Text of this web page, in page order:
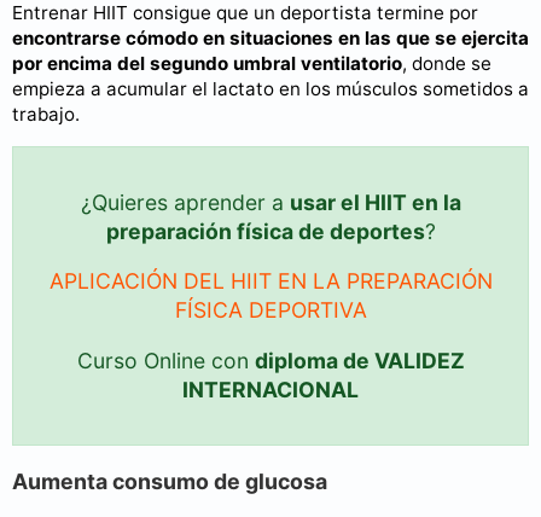
Entrenar HIIT consigue que un deportista termine por
encontrarse cómodo en situaciones en las que se ejercita
por encima del segundo umbral ventilatorio, donde se
empieza a acumular el lactato en los músculos sometidos a
trabajo.
¿Quieres aprender a usar el HIIT en la
preparación física de deportes?
APLICACIÓN DEL HIIT EN LA PREPARACIÓN
FÍSICA DEPORTIVA
Curso Online con diploma de VALIDEZ
INTERNACIONAL
Aumenta consumo de glucosa